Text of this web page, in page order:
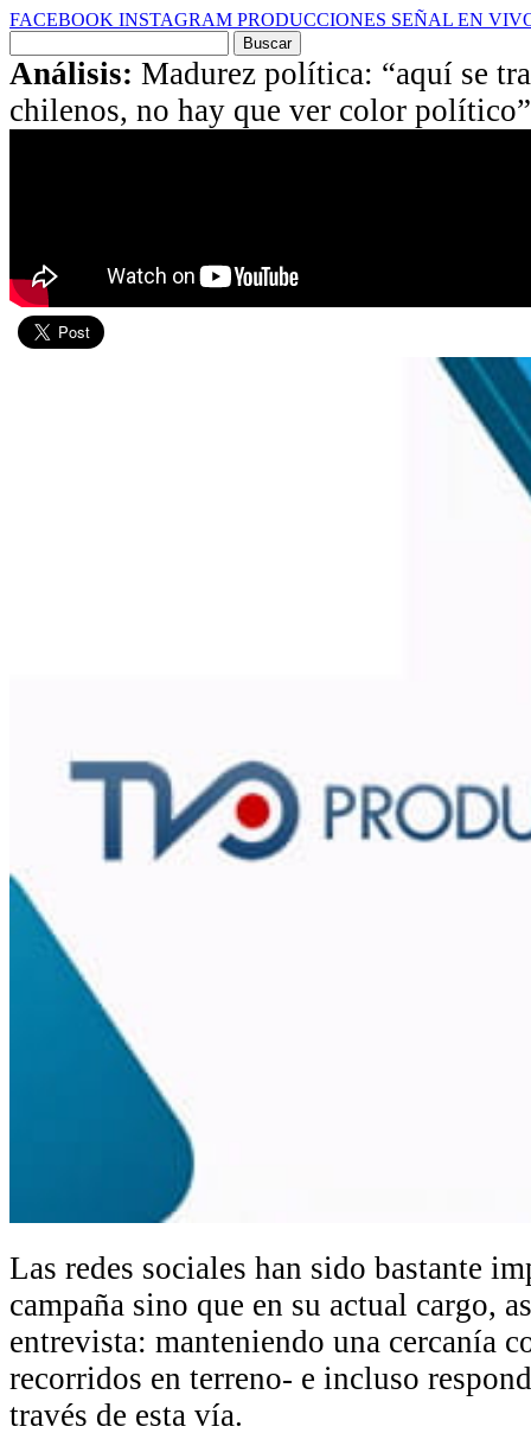
FACEBOOK INSTAGRAM PRODUCCIONES SEÑAL EN
por:
Análisis: Madurez política: “aquí se
chilenos, no hay que ver color político”
Las redes sociales han sido bastante
campaña sino que en su actual cargo,
entrevista: manteniendo una cercanía
recorridos en terreno- e incluso
través de esta vía.